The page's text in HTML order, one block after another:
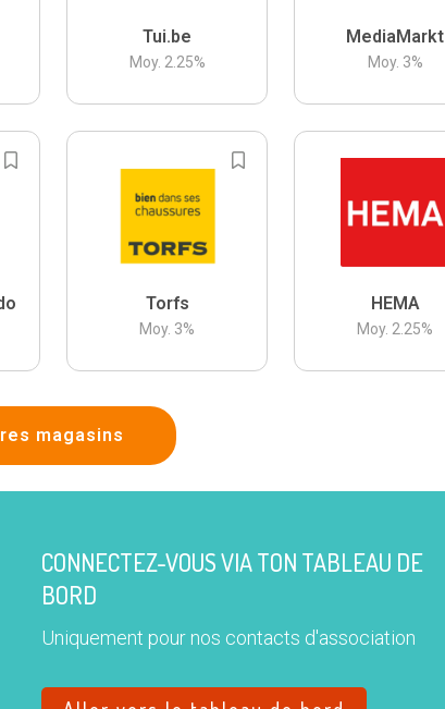
Tui.be
Moy. 2.25%
MediaMarkt
Moy. 3%
Torfs
Moy. 3%
HEMA
Moy. 2.25%
magasins
CONNECTEZ-VOUS VIA TON TABLEAU DE
BORD
Uniquement pour nos contacts d'association